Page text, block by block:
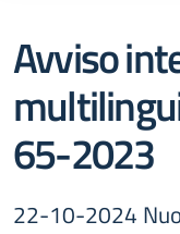
Avviso
65-2023
22-10-2024